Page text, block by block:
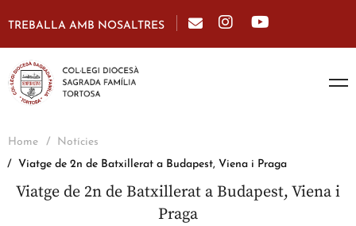
TREBALLA AMB NOSALTRES
Home
Notícies
Viatge de 2n de Batxillerat a Budapest, Viena i Praga
Viatge de 2n de Batxillerat a Budapest, Viena i
Praga